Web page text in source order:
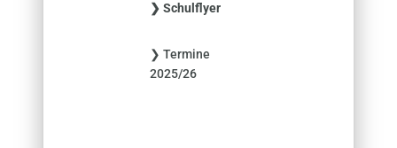
n
a
c
❯ Schulflyer
❯ Termine
2025/26